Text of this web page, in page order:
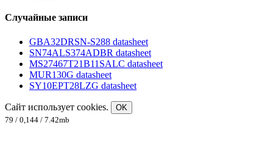
Случайные записи
GBA32DRSN-S288 datasheet
SN74ALS374ADBR datasheet
MS27467T21B11SALC datasheet
MUR130G datasheet
SY10EPT28LZG datasheet
Сайт использует cookies.
OK
79 / 0,144 / 7.42mb